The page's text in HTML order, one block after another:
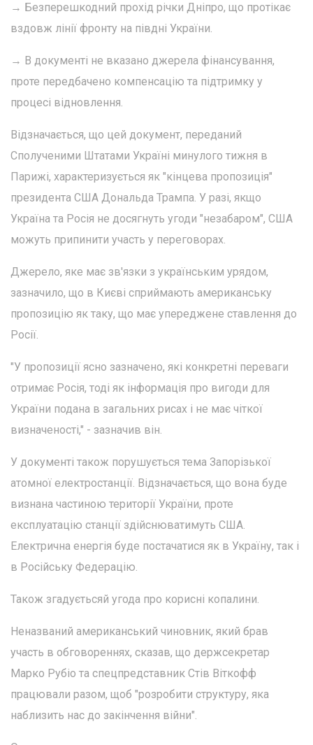
→ Безперешкодний прохід річки Дніпро, що протікає
вздовж лінії фронту на півдні України.
→ В документі не вказано джерела фінансування,
проте передбачено компенсацію та підтримку у
процесі відновлення.
Відзначається, що цей документ, переданий
Сполученими Штатами Україні минулого тижня в
Парижі, характеризується як "кінцева пропозиція"
президента США Дональда Трампа. У разі, якщо
Україна та Росія не досягнуть угоди "незабаром", США
можуть припинити участь у переговорах.
Джерело, яке має зв'язки з українським урядом,
зазначило, що в Києві сприймають американську
пропозицію як таку, що має упереджене ставлення до
Росії.
"У пропозиції ясно зазначено, які конкретні переваги
отримає Росія, тоді як інформація про вигоди для
України подана в загальних рисах і не має чіткої
визначеності," - зазначив він.
У документі також порушується тема Запорізької
атомної електростанції. Відзначається, що вона буде
визнана частиною території України, проте
експлуатацію станції здійснюватимуть США.
Електрична енергія буде постачатися як в Україну, так і
в Російську Федерацію.
Також згадуєтьсяй угода про корисні копалини.
Неназваний американський чиновник, який брав
участь в обговореннях, сказав, що держсекретар
Марко Рубіо та спецпредставник Стів Віткофф
працювали разом, щоб "розробити структуру, яка
наблизить нас до закінчення війни".